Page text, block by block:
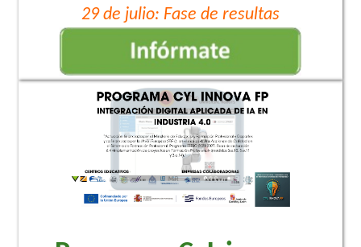
29 de julio: Fase de resultas